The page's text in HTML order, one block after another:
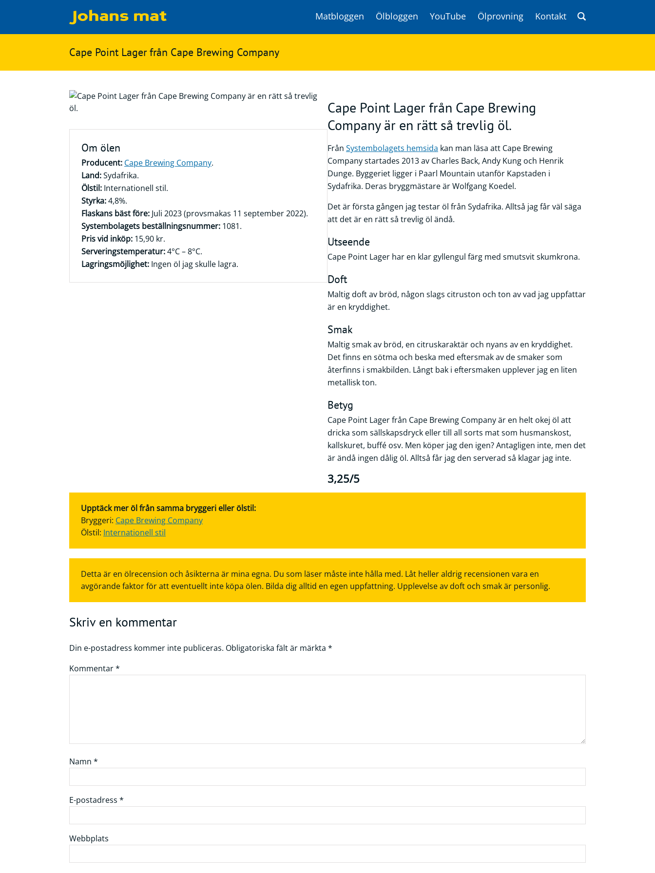
Matbloggen Ölbloggen YouTube Ölprovning
Kontakt
Matbloggen
Innertemperaturer
Ingredienser
på
Cape Point Lager från Cape Brewing Company
Om ölen
Producent: Cape Brewing Company.
Land:Sydafrika.
Ölstil: Internationell stil.
Styrka:4,8%.
Flaskans bäst före: Juli 2023 (provsmakas 11 september 2022).
Systembolagets beställningsnummer: 1081.
Pris vid inköp: 15,90 kr.
Serveringstemperatur:4°C – 8°C.
Lagringsmöjlighet: Ingen öl jag skulle lagra.
Cape Point Lager från Cape Brewing
Company är en rätt så trevlig öl.
Från Systembolagets hemsida kan man läsa att Cape Brewing
Company startades 2013 av Charles Back, Andy Kung och Henrik
Dunge. Byggeriet ligger i Paarl Mountain utanför Kapstaden i
Sydafrika. Deras bryggmästare är Wolfgang Koedel.
Det är första gången jag testar öl från Sydafrika. Alltså jag får väl säga
att det är en rätt så trevlig öl ändå.
Utseende
Cape Point Lager har en klar gyllengul färg med smutsvit skumkrona.
Doft
Maltig doft av bröd, någon slags citruston och ton av vad jag uppfattar
är en kryddighet.
Smak
Maltig smak av bröd, en citruskaraktär och nyans av en kryddighet.
Det finns en sötma och beska med eftersmak av de smaker som
återfinns i smakbilden. Långt bak i eftersmaken upplever jag en liten
metallisk ton.
Betyg
Cape Point Lager från Cape Brewing Company är en helt okej öl att
dricka som sällskapsdryck eller till all sorts mat som husmanskost,
kallskuret, buffé osv. Men köper jag den igen? Antagligen inte, men det
är ändå ingen dålig öl. Alltså får jag den serverad så klagar jag inte.
3,25/5
Upptäck mer öl från samma bryggeri eller ölstil:
Bryggeri: Cape Brewing Company
Ölstil: Internationell stil
Detta är en ölrecension och åsikterna är mina egna. Du som läser måste inte hålla med. Låt heller aldrig recensionen vara en
avgörande faktor för att eventuellt inte köpa ölen. Bilda dig alltid en egen uppfattning. Upplevelse av doft och smak är personlig.
Skriv en kommentar
Din e-postadress kommer inte publiceras. Obligatoriska fält är märkta *
Kommentar*
Namn *
E-postadress *
Webbplats